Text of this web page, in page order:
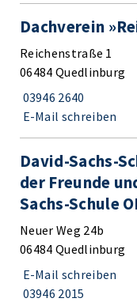
Dachverein
Reichenstraße 1
06484 Quedlinburg
03946 2640
E-Mail schreiben
David-Sachs-
der Freunde
Sachs-Schule
Neuer Weg 24b
06484 Quedlinburg
E-Mail schreiben
03946 2015